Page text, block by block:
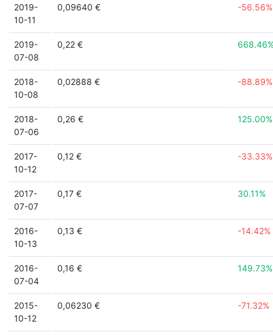
2019-
10-11
0,09640 € -56.56%
2019-
07-08
0,22 €
2018-
10-08
0,02888 € -88.89%
2018-
07-06
0,26 € 125.00%
2017-
10-12
0,12 € -33.33%
2017-
07-07
0,17 € 30.11%
2016-
10-13
0,13 € -14.42%
2016-
07-04
0,16 € 149.73%
2015-
10-12
0,06230 € -71.32%